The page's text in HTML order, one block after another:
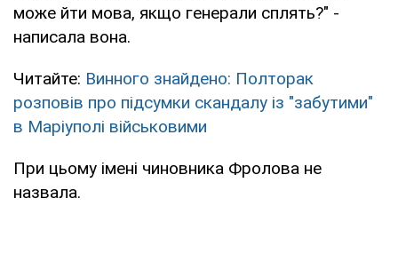
може йти мова, якщо генерали сплять?" -
написала вона.
Читайте: Винного знайдено: Полторак
розповів про підсумки скандалу із "забутими"
в Маріуполі військовими
При цьому імені чиновника Фролова не
назвала.